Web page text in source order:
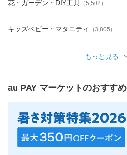
花・ガーデン・DIY工具 （5,502 ）
キッズベビー・マタニティ （3,805 ）
もっと見る
au PAY マーケットのおすすめ